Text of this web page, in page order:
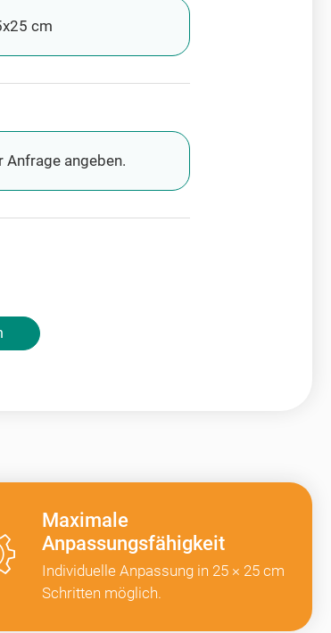
cm
Anfrage angeben.
Maximale
Anpassungsfähigkeit
Individuelle Anpassung in 25 × 25 cm
Schritten möglich.